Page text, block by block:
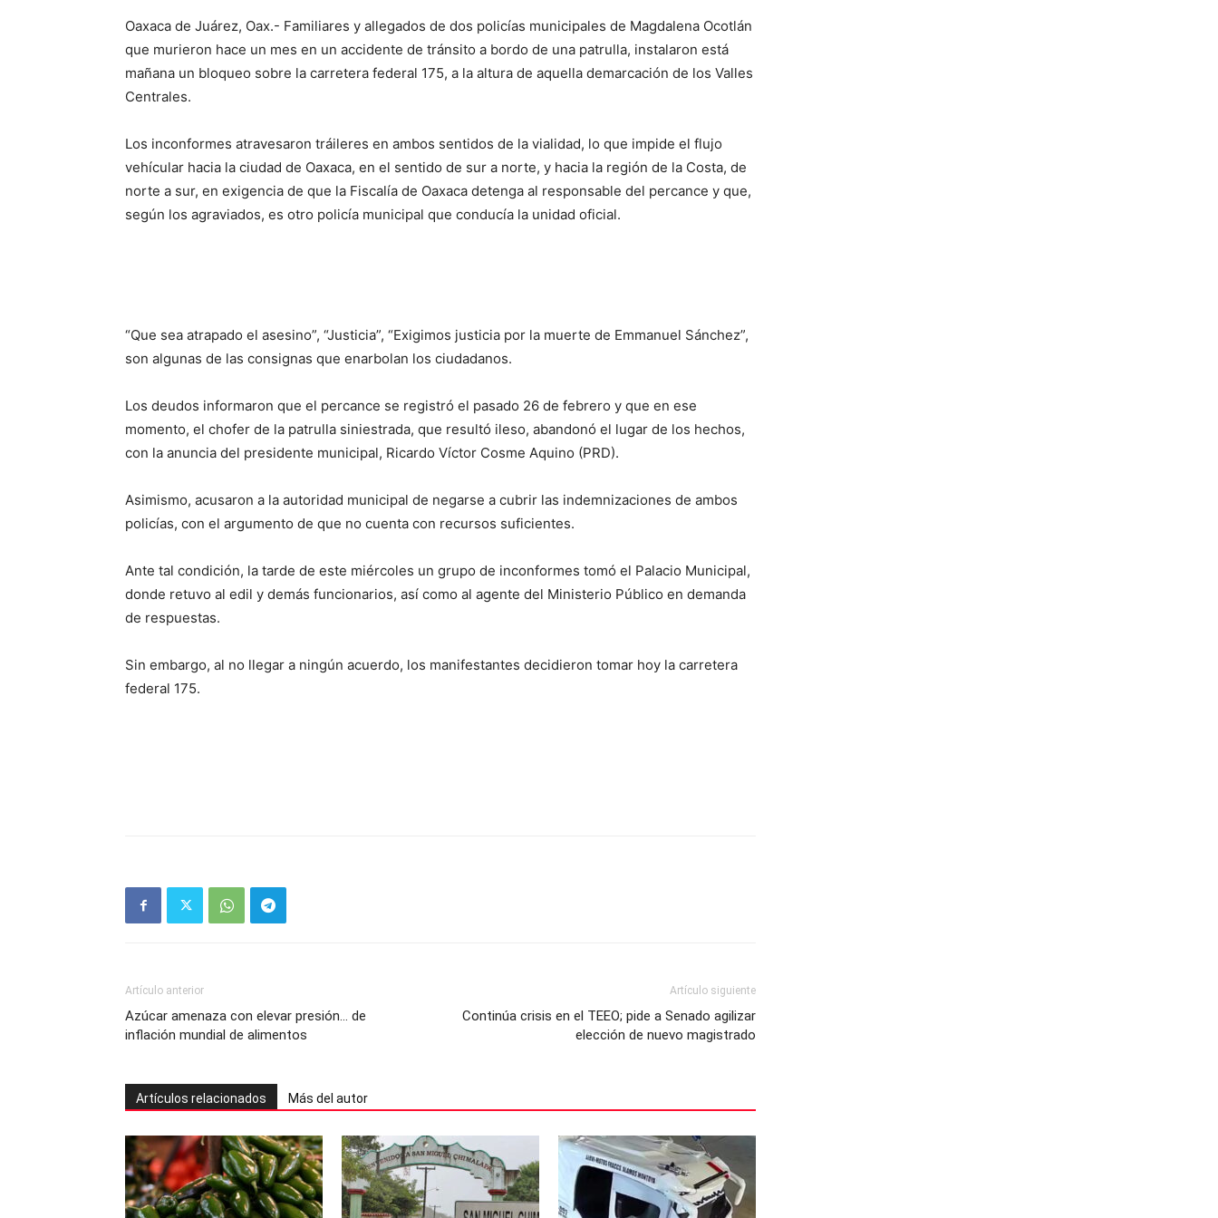
Oaxaca de Juárez, Oax.- Familiares y allegados de dos policías municipales de Magdalena Ocotlán
que murieron hace un mes en un accidente de tránsito a bordo de una patrulla, instalaron está
mañana un bloqueo sobre la carretera federal 175, a la altura de aquella demarcación de los Valles
Centrales.
Los inconformes atravesaron tráileres en ambos sentidos de la vialidad, lo que impide el flujo
vehícular hacia la ciudad de Oaxaca, en el sentido de sur a norte, y hacia la región de la Costa, de
norte a sur, en exigencia de que la Fiscalía de Oaxaca detenga al responsable del percance y que,
según los agraviados, es otro policía municipal que conducía la unidad oficial.
“Que sea atrapado el asesino”, “Justicia”, “Exigimos justicia por la muerte de Emmanuel Sánchez”,
son algunas de las consignas que enarbolan los ciudadanos.
Los deudos informaron que el percance se registró el pasado 26 de febrero y que en ese
momento, el chofer de la patrulla siniestrada, que resultó ileso, abandonó el lugar de los hechos,
con la anuncia del presidente municipal, Ricardo Víctor Cosme Aquino (PRD).
Asimismo, acusaron a la autoridad municipal de negarse a cubrir las indemnizaciones de ambos
policías, con el argumento de que no cuenta con recursos suficientes.
Ante tal condición, la tarde de este miércoles un grupo de inconformes tomó el Palacio Municipal,
donde retuvo al edil y demás funcionarios, así como al agente del Ministerio Público en demanda
de respuestas.
Sin embargo, al no llegar a ningún acuerdo, los manifestantes decidieron tomar hoy la carretera
federal 175.
Artículo anterior
Azúcar amenaza con elevar presión… de
inflación mundial de alimentos
Artículo siguiente
Continúa crisis en el TEEO; pide a Senado agilizar
elección de nuevo magistrado
Artículos relacionados Más del autor